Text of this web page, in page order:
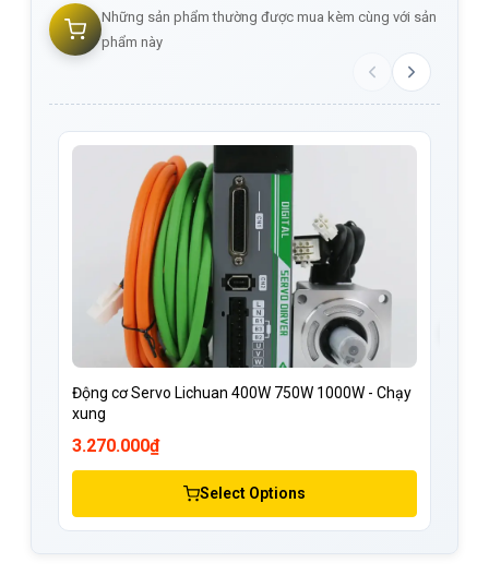
Những sản phẩm thường được mua kèm cùng với sản
phẩm này
Động cơ Servo Lichuan 400W 750W 1000W - Chạy
xung
3.270.000₫
Select Options